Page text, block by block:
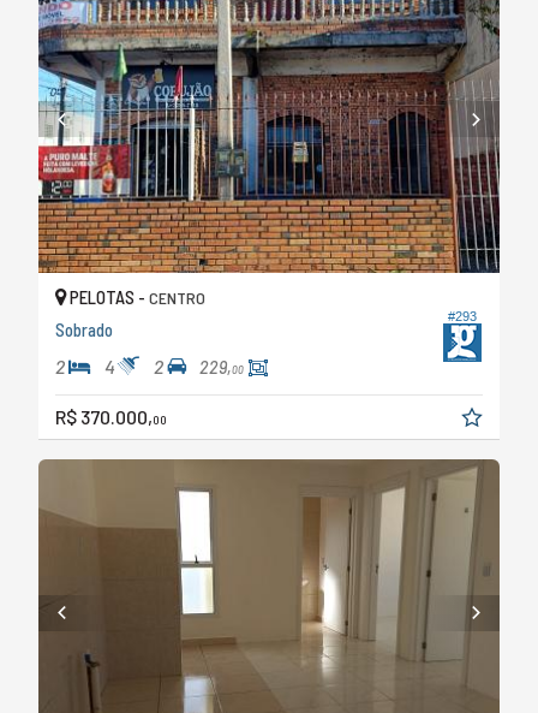
#293
PELOTAS - CENTRO
Sobrado
2 4 2 229,00
R$ 370.000,00